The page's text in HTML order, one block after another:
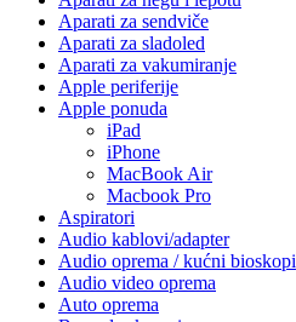
Aparati za sendviče
Aparati za sladoled
Aparati za vakumiranje
Apple periferije
Apple ponuda
iPad
iPhone
MacBook Air
Macbook Pro
Aspiratori
Audio kablovi/adapter
Audio oprema / kućni bioskopi
Audio video oprema
Auto oprema